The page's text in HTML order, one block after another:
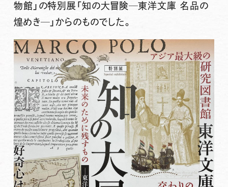
物館」の特別展「知の大冒険─東洋文庫 名品の
煌めき─ 」からのものでした。